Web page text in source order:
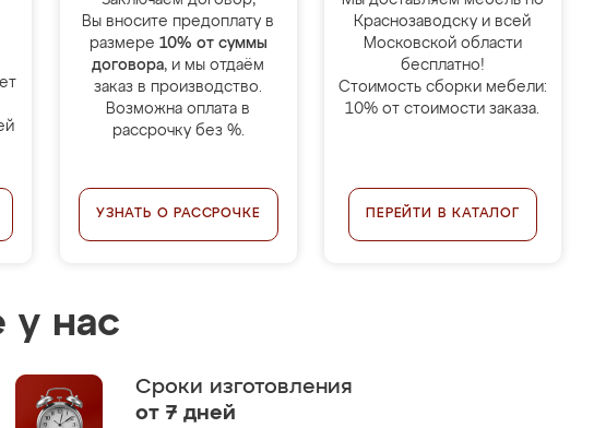
Вы вносите предоплату в
размере 10% от суммы
договора, и мы отдаём
заказ в производство.
Возможна оплата в
рассрочку без %.
УЗНАТЬ О РАССРОЧКЕ
Краснозаводску и всей
Московской области
бесплатно!
Стоимость сборки мебели:
10% от стоимости заказа.
ПЕРЕЙТИ В КАТАЛОГ
у нас
Сроки изготовления
от 7 дней